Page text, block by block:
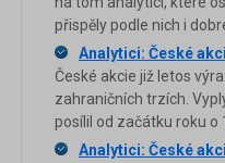
přispěly podle nich i
Analytici: České
České akcie již letos
zahraničních trzích.
posílil od začátku roku o
Analytici: České